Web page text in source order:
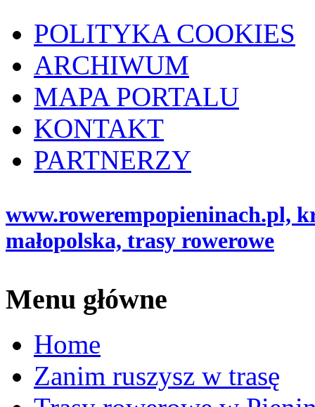
POLITYKA COOKIES
ARCHIWUM
MAPA PORTALU
KONTAKT
PARTNERZY
www.rowerempopieninach.pl,
małopolska, trasy rowerowe
Menu główne
Home
Zanim ruszysz w trasę